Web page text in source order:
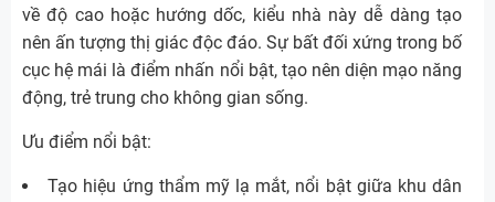
về độ cao hoặc hướng dốc, kiểu nhà này dễ dàng tạo
nên ấn tượng thị giác độc đáo. Sự bất đối xứng trong bố
cục hệ mái là điểm nhấn nổi bật, tạo nên diện mạo năng
động, trẻ trung cho không gian sống.
Ưu điểm nổi bật:
Tạo hiệu ứng thẩm mỹ lạ mắt, nổi bật giữa khu dân